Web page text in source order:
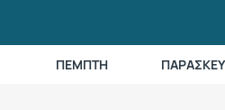
ΠΈΜΠΤΗ